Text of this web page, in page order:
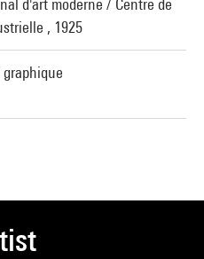
d'art moderne / Centre de
, 1925